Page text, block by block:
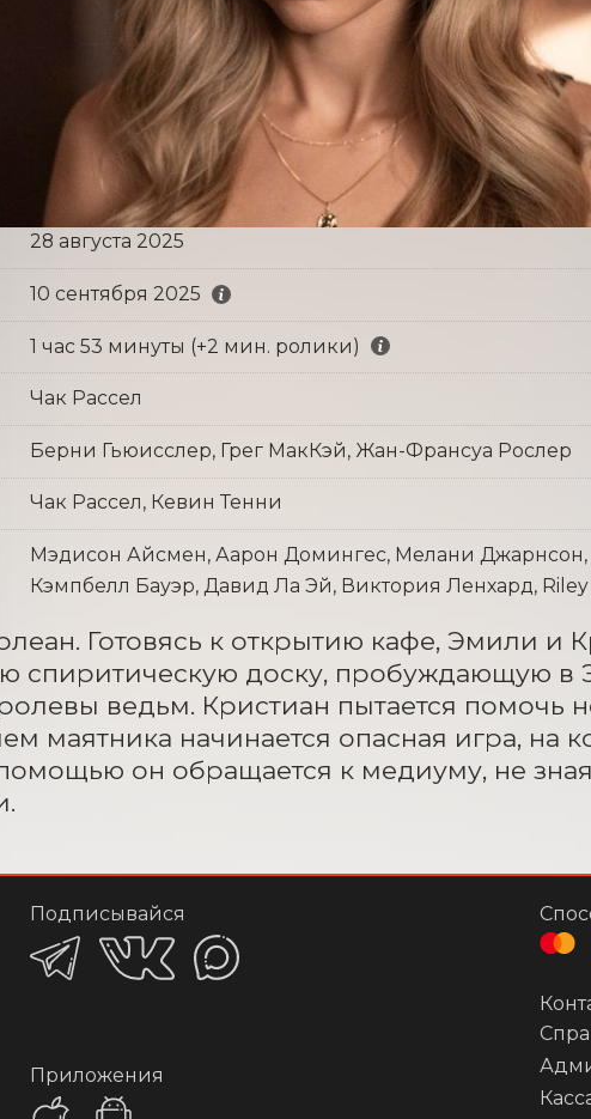
28 августа 2025
10 сентября 2025
1 час 53 минуты (+2 мин. ролики)
Чак Рассел
Берни Гьюисслер, Грег МакКэй, Жан-Франсуа Рослер
Чак Рассел, Кевин Тенни
Мэдисон Айсмен, Аарон Домингес, Мелани
Кэмпбелл Бауэр, Давид Ла Эй, Виктория Ленхард, Riley
Готовясь к открытию кафе, Эмили и
спиритическую доску, пробуждающую
ведьм. Кристиан пытается помочь
маятника начинается опасная игра, на
он обращается к медиуму, не
Подписывайся
Приложения